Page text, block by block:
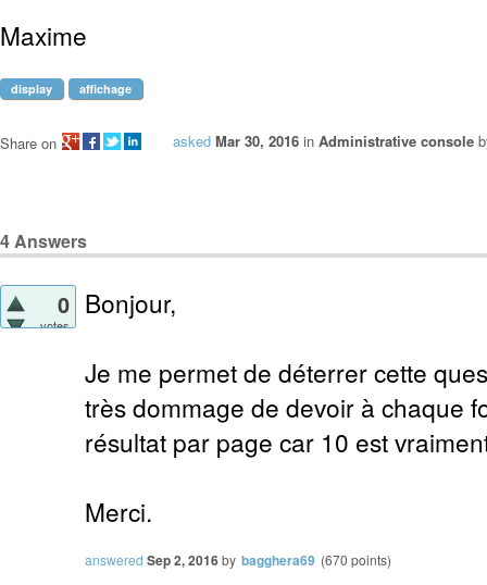
Maxime
display affichage
asked Mar 30, 2016 in Administrative console
Share on
4Answers
0
votes
Bonjour,
Je me permet de déterrer cette
très dommage de devoir à chaque
résultat par page car 10 est
Merci.
answered Sep 2, 2016by bagghera69 (670 points)